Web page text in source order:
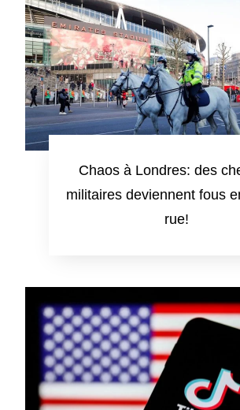
Chaos à Londres: des
militaires deviennent fous
rue!